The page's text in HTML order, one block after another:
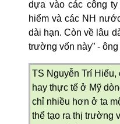
dựa vào các công
hiểm và các NH
dài hạn. Còn về lâu
trường vốn này” -
TS Nguyễn Trí Hiếu,
hay thực tế ở Mỹ
chỉ nhiều hơn ở ta
thể tạo ra thị trường